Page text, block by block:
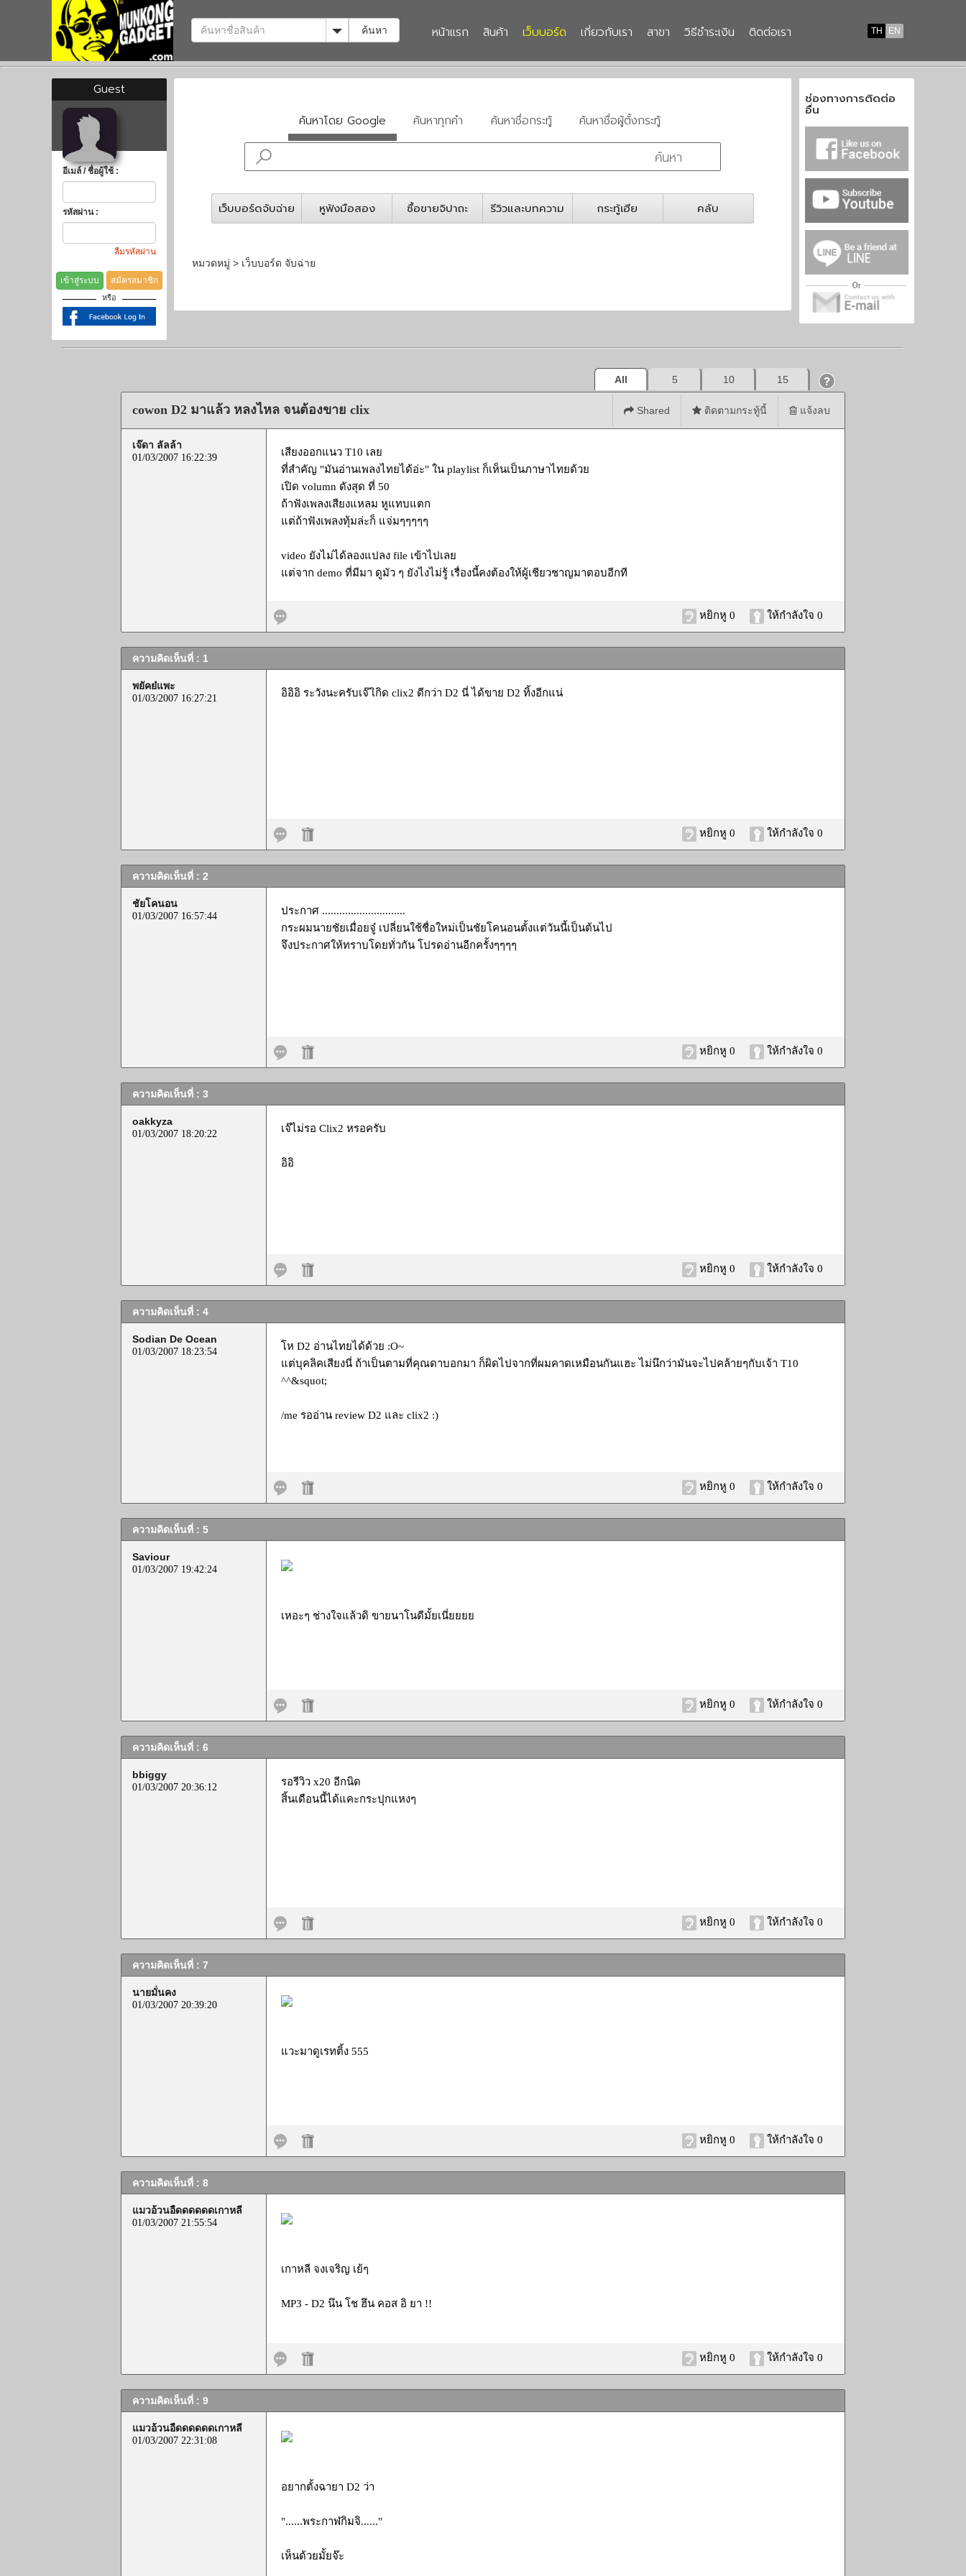
Toggle Dropdown
ค้นหา TH EN
หน้าแรก สินค้า เว็บบอร์ด เกี่ยวกับเรา สาขา วิธีชำระเงิน ติดต่อเรา
Guest
อีเมล์ / ชื่อผู้ใช้ :
รหัสผ่าน :
ลืมรหัสผ่าน
เข้าสู่ระบบ สมัครสมาชิก
หรือ
ค้นหาโดย Google ค้นหาทุกคำ ค้นหาชื่อกระทู้ ค้นหาชื่อผู้ตั้งกระทู้
เว็บบอร์ดจับฉ่าย หูฟังมือสอง ซื้อขายจิปาถะ รีวิวและบทความ กระทู้เฮีย คลับ
หมวดหมู่ > เว็บบอร์ด จับฉ่าย
ช่องทางการติดต่อ
อื่น
All 5 10 15
cowon D2 มาแล้ว หลงไหล จนต้องขาย clix Shared ติดตามกระทู้นี้ แจ้งลบ
เจ๊ดา ลัลล้า
01/03/2007 16:22:39
เสียงออกแนว T10 เลย
ที่สำคัญ "มันอ่านเพลงไทยได้อ่ะ" ใน playlist ก็เห็นเป็นภาษาไทยด้วย
เปิด volumn ดังสุด ที่ 50
ถ้าฟังเพลงเสียงแหลม หูแทบแตก
แต่ถ้าฟังเพลงทุ้มล่ะก็ แจ่มๆๆๆๆๆ
video ยังไม่ได้ลองแปลง file เข้าไปเลย
แต่จาก demo ที่มีมา ดูมัว ๆ ยังไงไม่รู้ เรื่องนี้คงต้องให้ผู้เชียวชาญมาตอบอีกที
ให้กำลังใจ 0
หยิกหู 0
ความคิดเห็นที่ : 1
พยัคย๋แพะ
01/03/2007 16:27:21 อิอิอิ ระวังนะครับเจ๊ เิกิด clix2 ดีกว่า D2 นี่ ได้ขาย D2 ทิ้งอีกแน่
ให้กำลังใจ 0
หยิกหู 0
ความคิดเห็นที่ : 2
ชัยโคนอน
01/03/2007 16:57:44
ประกาศ .............................
กระผมนายชัยเมื่อยจู๋ เปลี่ยนใช้ชื่อใหม่เป็นชัยโคนอนตั้งแต่วันนี้เป็นต้นไป
จึงประกาศให้ทราบโดยทั่วกัน โปรดอ่านอีกครั้งๆๆๆๆ
ให้กำลังใจ 0
หยิกหู 0
ความคิดเห็นที่ : 3
oakkyza
01/03/2007 18:20:22 เจ๊ไม่รอ Clix2 หรอครับ
อิอิ
ให้กำลังใจ 0
หยิกหู 0
ความคิดเห็นที่ : 4
Sodian De Ocean
01/03/2007 18:23:54
โห D2 อ่านไทยได้ด้วย :O~
แต่บุคลิคเสียงนี่ ถ้าเป็นตามที่คุณดาบอกมา ก็ผิดไปจากที่ผมคาดเหมือนกันแฮะ ไม่นึกว่ามันจะไปคล้ายๆกับเจ้า T10
^^&squot;
/me รออ่าน review D2 และ clix2 :)
ให้กำลังใจ 0
หยิกหู 0
ความคิดเห็นที่ : 5
Saviour
01/03/2007 19:42:24
เหอะๆ ช่างใจแล้วดิ ขายนาโนดีมั้ยเนี่ยยยย
ให้กำลังใจ 0
หยิกหู 0
ความคิดเห็นที่ : 6
bbiggy
01/03/2007 20:36:12
รอรีวิว x20 อีกนิด
สิ้นเดือนนี้ได้แคะกระปุกแหงๆ
ให้กำลังใจ 0
หยิกหู 0
ความคิดเห็นที่ : 7
นายมั่นคง
01/03/2007 20:39:20
แวะมาดูเรทติ้ง 555
ให้กำลังใจ 0
หยิกหู 0
ความคิดเห็นที่ : 8
แมวอ้วนอืดดดดดดเกาหลี
01/03/2007 21:55:54
เกาหลี จงเจริญ เย้ๆ
MP3 - D2 นึน โช ฮึน คอส อิ ยา !!
ให้กำลังใจ 0
หยิกหู 0
ความคิดเห็นที่ : 9
แมวอ้วนอืดดดดดดเกาหลี
01/03/2007 22:31:08
อยากตั้งฉายา D2 ว่า
"......พระกาฬกิมจิ......"
เห็นด้วยมั้ยจ๊ะ